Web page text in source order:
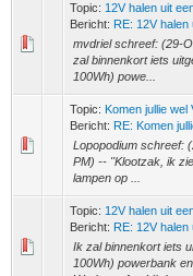
Topic: 12V halen uit
Bericht: RE: 12V
mvdriel schreef: (29-
zal binnenkort iets
100Wh) powe...
Topic: Komen jullie wel
Bericht: RE: Komen
Lopopodium schreef:
PM) -- "Klootzak, ik
lampen op ...
Topic: 12V halen uit
Bericht: RE: 12V
Ik zal binnenkort iets
100Wh) powerbank